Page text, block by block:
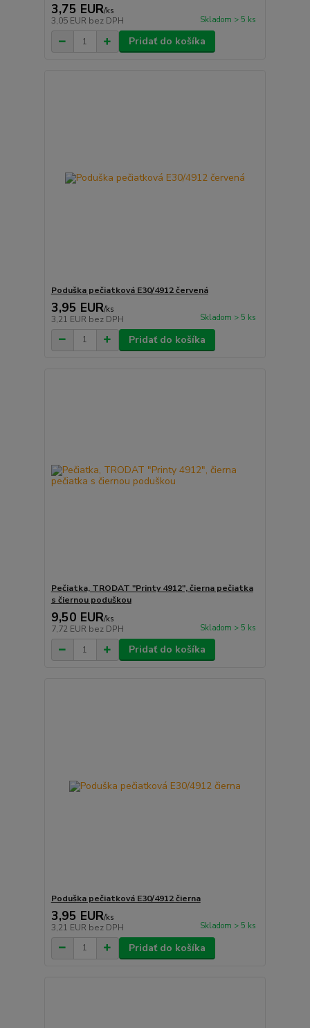
3,75 EUR/ks
3,05 EUR bez DPH Skladom > 5 ks
Pridať do košíka
Poduška pečiatková E30/4912 červená
3,95 EUR/ks
3,21 EUR bez DPH Skladom > 5 ks
Pridať do košíka
Pečiatka, TRODAT "Printy 4912", čierna pečiatka
s čiernou poduškou
9,50 EUR/ks
7,72 EUR bez DPH Skladom > 5 ks
Pridať do košíka
Poduška pečiatková E30/4912 čierna
3,95 EUR/ks
3,21 EUR bez DPH Skladom > 5 ks
Pridať do košíka